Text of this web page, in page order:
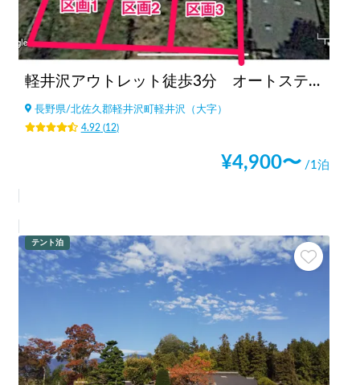
軽井沢アウトレット徒歩3分 オートステーション(現在休止中)
長野県/北佐久郡軽井沢町軽井沢（大字）
4.92(12)
¥4,900〜 /1泊
テント泊